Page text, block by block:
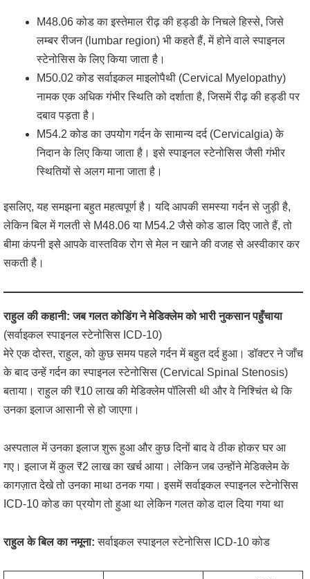
M48.06 कोड का इस्तेमाल रीढ़ की हड्डी के निचले हिस्से, जिसे
लम्बर रीजन (lumbar region) भी कहते हैं, में होने वाले स्पाइनल
स्टेनोसिस के लिए किया जाता है।
M50.02 कोड सर्वाइकल माइलोपैथी (Cervical Myelopathy)
नामक एक अधिक गंभीर स्थिति को दर्शाता है, जिसमें रीढ़ की हड्डी पर
दबाव पड़ता है।
M54.2 कोड का उपयोग गर्दन के सामान्य दर्द (Cervicalgia) के
निदान के लिए किया जाता है। इसे स्पाइनल स्टेनोसिस जैसी गंभीर
स्थितियों से अलग माना जाता है।
इसलिए, यह समझना बहुत महत्वपूर्ण है। यदि आपकी समस्या गर्दन से जुड़ी है,
लेकिन बिल में गलती से M48.06 या M54.2 जैसे कोड डाल दिए जाते हैं, तो
बीमा कंपनी इसे आपके वास्तविक रोग से मेल न खाने की वजह से अस्वीकार कर
सकती है।
राहुल की कहानी: जब गलत कोडिंग ने मेडिक्लेम को भारी नुकसान पहुँचाया
(सर्वाइकल स्पाइनल स्टेनोसिस ICD-10)
मेरे एक दोस्त, राहुल, को कुछ समय पहले गर्दन में बहुत दर्द हुआ। डॉक्टर ने जाँच
के बाद उन्हें गर्दन का स्पाइनल स्टेनोसिस (Cervical Spinal Stenosis)
बताया। राहुल की ₹10 लाख की मेडिक्लेम पॉलिसी थी और वे निश्चिंत थे कि
उनका इलाज आसानी से हो जाएगा।
अस्पताल में उनका इलाज शुरू हुआ और कुछ दिनों बाद वे ठीक होकर घर आ
गए। इलाज में कुल ₹2 लाख का खर्च आया। लेकिन जब उन्होंने मेडिक्लेम के
कागज़ात देखे तो उनका माथा ठनक गया। इसमें सर्वाइकल स्पाइनल स्टेनोसिस
ICD-10 कोड का प्रयोग तो हुआ था लेकिन गलत कोड दाल दिया गया था
राहुल के बिल का नमूना: सर्वाइकल स्पाइनल स्टेनोसिस ICD-10 कोड